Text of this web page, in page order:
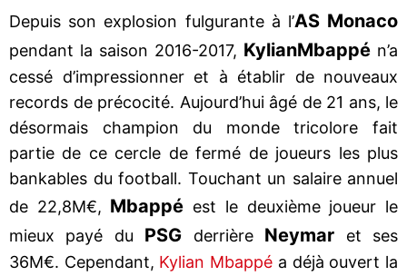
Depuis son explosion fulgurante à l’AS Monaco
pendant la saison 2016-2017, KylianMbappé n’a
cessé d’impressionner et à établir de nouveaux
records de précocité. Aujourd’hui âgé de 21 ans, le
désormais champion du monde tricolore fait
partie de ce cercle de fermé de joueurs les plus
bankables du football. Touchant un salaire annuel
de 22,8M€, Mbappé est le deuxième joueur le
mieux payé du PSG derrière Neymar et ses
36M€. Cependant, Kylian Mbappé a déjà ouvert la